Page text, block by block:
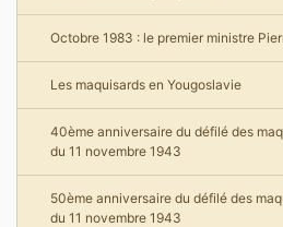
Octobre 1983 : le premier ministre
Les maquisards en Yougoslavie
40ème anniversaire du défilé des
du 11 novembre 1943
50ème anniversaire du défilé des
du 11 novembre 1943